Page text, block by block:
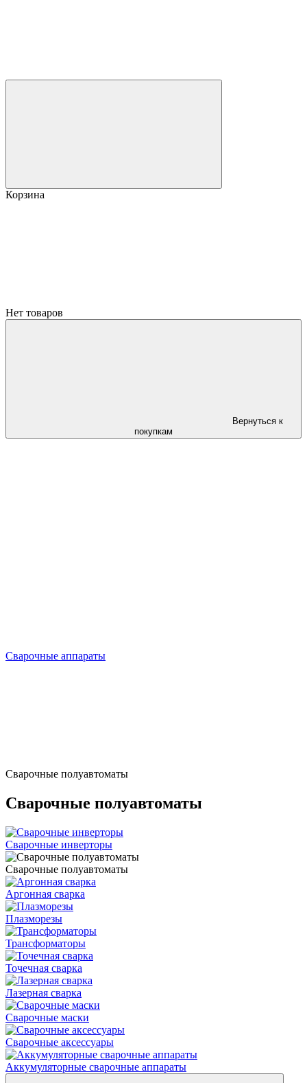
Корзина
Нет товаров
Вернуться к
покупкам
Сварочные аппараты
Сварочные полуавтоматы
Сварочные полуавтоматы
Сварочные инверторы
Сварочные полуавтоматы
Аргонная сварка
Плазморезы
Трансформаторы
Точечная сварка
Лазерная сварка
Сварочные маски
Сварочные аксессуары
Аккумуляторные сварочные аппараты